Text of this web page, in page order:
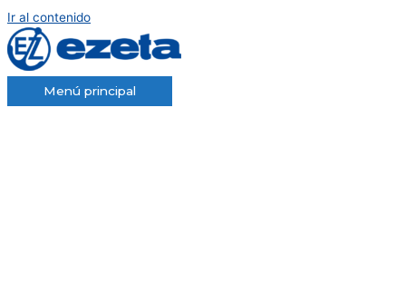
Ir al contenido
Menú principal